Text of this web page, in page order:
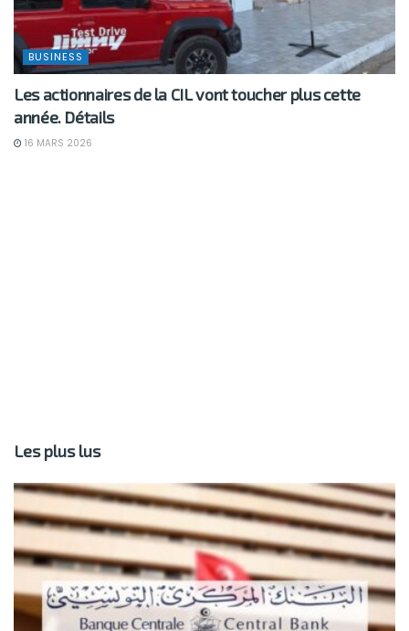
BUSINESS
Les actionnaires de la CIL vont toucher plus cette
année. Détails
16 MARS 2026
Les plus lus